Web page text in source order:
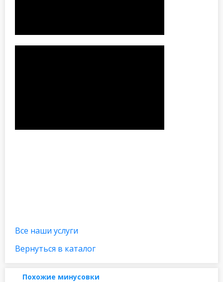
Все наши услуги
Вернуться в каталог
Похожие минусовки